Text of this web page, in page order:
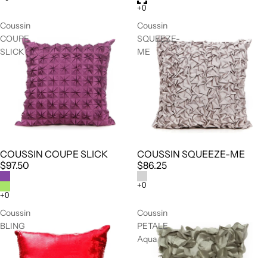
Coussin
COUPE
SLICK
COUSSIN COUPE SLICK
$97.50
Coussin
SQUEEZE-
ME
COUSSIN SQUEEZE-ME
$86.25
Coussin
BLING
Coussin
PETALE
Aqua